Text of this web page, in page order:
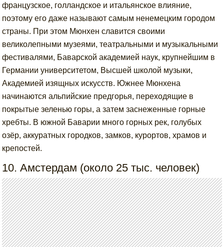
французское, голландское и итальянское влияние,
поэтому его даже называют самым ненемецким городом
страны. При этом Мюнхен славится своими
великолепными музеями, театральными и музыкальными
фестивалями, Баварской академией наук, крупнейшим в
Германии университетом, Высшей школой музыки,
Академией изящных искусств. Южнее Мюнхена
начинаются альпийские предгорья, переходящие в
покрытые зеленью горы, а затем заснеженные горные
хребты. В южной Баварии много горных рек, голубых
озёр, аккуратных городков, замков, курортов, храмов и
крепостей.
10. Амстердам (около 25 тыс. человек)